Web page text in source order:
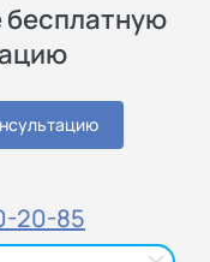
бесплатную
20-85